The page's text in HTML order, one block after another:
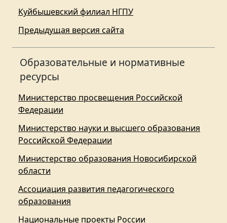
Куйбышевский филиал НГПУ
Предыдущая версия сайта
Образовательные и нормативные
ресурсы
Министерство просвещения Российской
Федерации
Министерство науки и высшего образования
Российской Федерации
Министерство образования Новосибирской
области
Ассоциация развития педагогического
образования
Национальные проекты России